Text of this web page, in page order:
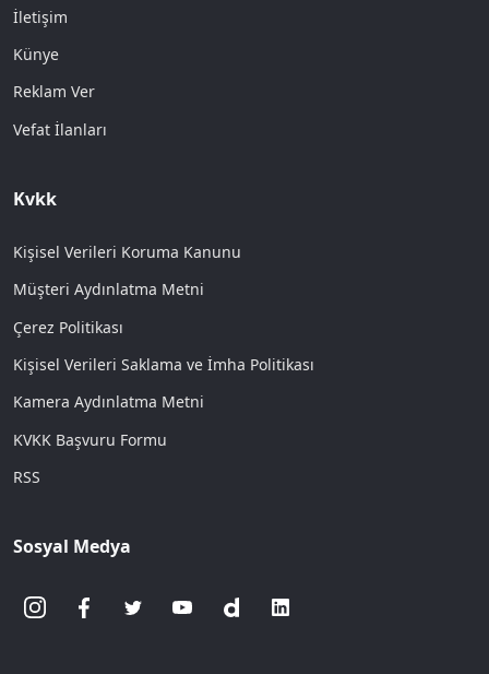
İletişim
Künye
Reklam Ver
Vefat İlanları
Kvkk
Kişisel Verileri Koruma Kanunu
Müşteri Aydınlatma Metni
Çerez Politikası
Kişisel Verileri Saklama ve İmha Politikası
Kamera Aydınlatma Metni
KVKK Başvuru Formu
RSS
Sosyal Medya